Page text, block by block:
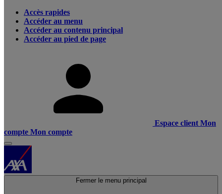
Accès rapides
Accéder au menu
Accéder au contenu principal
Accéder au pied de page
Espace client Mon
compte Mon compte
Fermer le menu principal